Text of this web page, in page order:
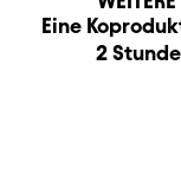
Beschreibung
Eine
Dauer und
2